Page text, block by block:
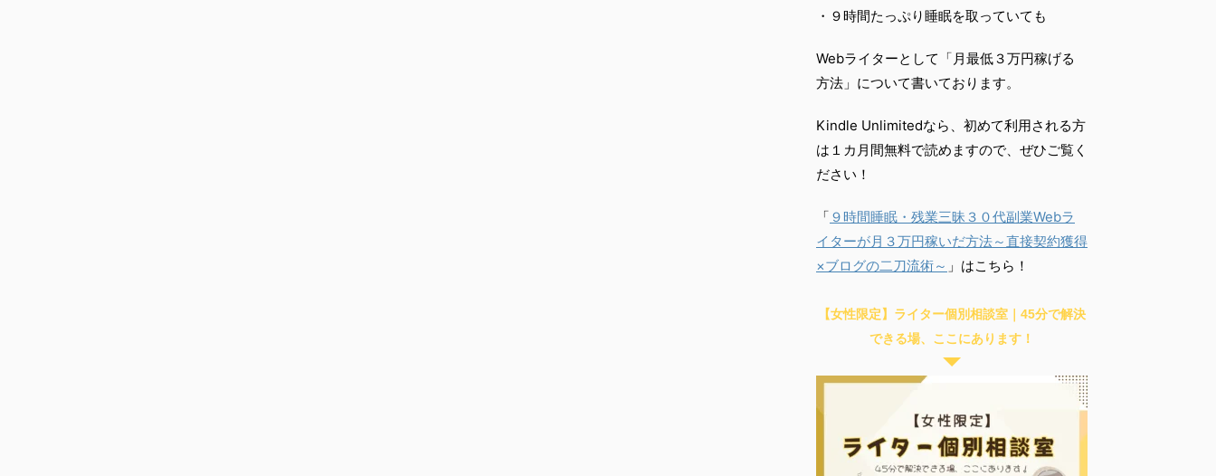
・９時間たっぷり睡眠を取っていても
Webライターとして「月最低３万円稼げる
方法」について書いております。
Kindle Unlimitedなら、初めて利用される方
は１カ月間無料で読めますので、ぜひご覧く
ださい！
「 ９時間睡眠・残業三昧３０代副業Webラ
イターが月３万円稼いだ方法～直接契約獲得
×ブログの二刀流術～ 」はこちら！
【女性限定】ライター個別相談室｜45分で解決
できる場、ここにあります！